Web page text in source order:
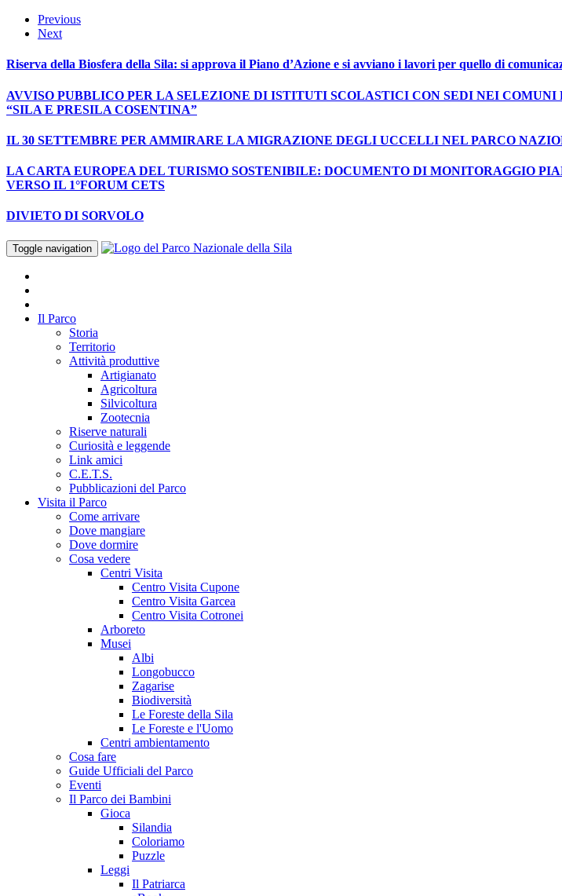
Previous
Next
Riserva della Biosfera della Sila: si approva il Piano d’Azione e si avviano i lavori per quello di
AVVISO PUBBLICO PER LA SELEZIONE DI ISTITUTI SCOLASTICI CON SEDI NEI
“SILA E PRESILA COSENTINA”
IL 30 SETTEMBRE PER AMMIRARE LA MIGRAZIONE DEGLI UCCELLI NEL PARCO
LA CARTA EUROPEA DEL TURISMO SOSTENIBILE: DOCUMENTO DI MONITORAGGIO
VERSO IL 1°FORUM CETS
DIVIETO DI SORVOLO
Toggle navigation
Il Parco
Storia
Territorio
Attività produttive
Artigianato
Agricoltura
Silvicoltura
Zootecnia
Riserve naturali
Curiosità e leggende
Link amici
C.E.T.S.
Pubblicazioni del Parco
Visita il Parco
Come arrivare
Dove mangiare
Dove dormire
Cosa vedere
Centri Visita
Centro Visita Cupone
Centro Visita Garcea
Centro Visita Cotronei
Arboreto
Musei
Albi
Longobucco
Zagarise
Biodiversità
Le Foreste della Sila
Le Foreste e l'Uomo
Centri ambientamento
Cosa fare
Guide Ufficiali del Parco
Eventi
Il Parco dei Bambini
Gioca
Silandia
Coloriamo
Puzzle
Leggi
Il Patriarca